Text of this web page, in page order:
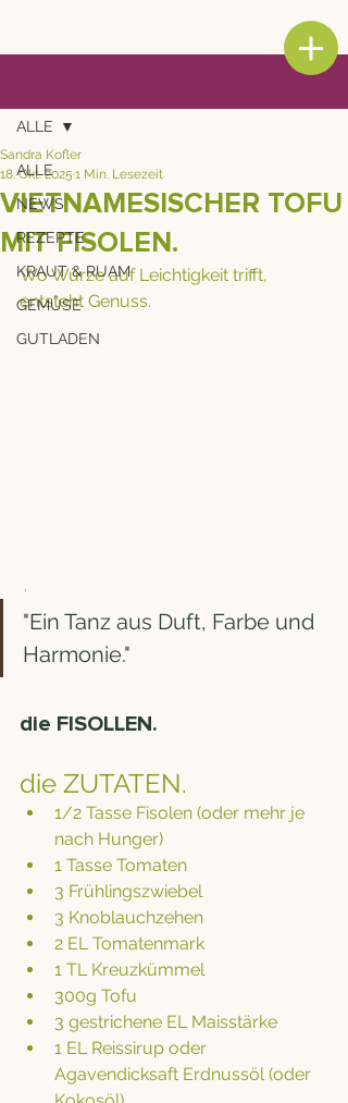
ALLE
NEWS
REZEPTE
KRAUT & RUAM
GEMÜSE
GUTLADEN
ALLE
VIETNAMESISCHER TOFU
MIT FISOLEN.
Sandra Kofler
18. Okt. 2025 1 Min. Lesezeit
Wo Würze auf Leichtigkeit trifft,
entsteht Genuss.
.
"Ein Tanz aus Duft, Farbe und
Harmonie."
die FISOLLEN.
die ZUTATEN.
1/2 Tasse Fisolen (oder mehr je
nach Hunger)
1 Tasse Tomaten
3 Frühlingszwiebel
3 Knoblauchzehen
2 EL Tomatenmark
1 TL Kreuzkümmel
300g Tofu
3 gestrichene EL Maisstärke
1 EL Reissirup oder
Agavendicksaft Erdnussöl (oder